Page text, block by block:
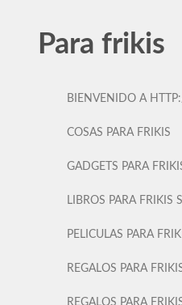
Para frikis
BIENVENIDO A
COSAS PARA FRIKIS
GADGETS PARA
LIBROS PARA FRIKIS
PELICULAS PARA
REGALOS PARA
REGALOS PARA